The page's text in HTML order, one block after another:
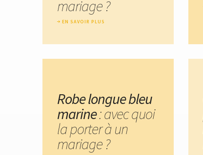
mariage ?
EN SAVOIR PLUS
Robe longue bleu
marine: avec quoi
la porter à un
mariage ?